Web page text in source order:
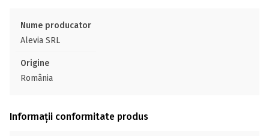
Nume producator
Alevia SRL
Origine
România
Informații conformitate produs